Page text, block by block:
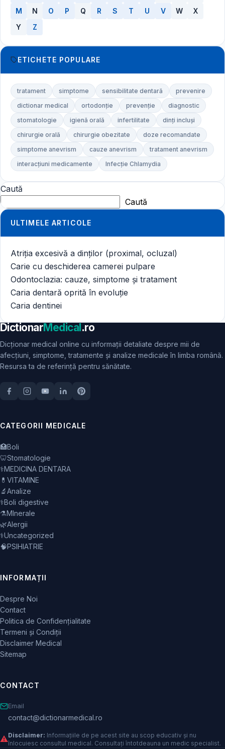
M
N O P Q R S T U V W
X
Y
Z
ETICHETE POPULARE
tratament simptome sensibilitate dentară
prevenire
dictionar medical
ortodonție prevenție
diagnostic
stomatologie
igienă orală infertilitate
dinți incluși
chirurgie orală
chirurgie obezitate
doze recomandate
simptome anevrism
cauze anevrism
tratament anevrism
interacțiuni medicamente
Infecție Chlamydia
Caută
Caută
ULTIMELE ARTICOLE
Atriția excesivă a dinților (proximal, ocluzal)
Carie cu deschiderea camerei pulpare
Odontoclazia: cauze, simptome și tratament
Caria dentară oprită în evoluție
Caria dentinei
DictionarMedical .ro
Dicționar medical online cu informații detaliate despre mii de
afecțiuni, simptome, tratamente și analize medicale în limba română.
Resursa ta de referință pentru sănătate.
CATEGORII MEDICALE
🏥Boli
🦷Stomatologie
⚕️MEDICINA DENTARA
💊 VITAMINE
🔬Analize
⚕️Boli digestive
⚗️MInerale
🌿Alergii
⚕️Uncategorized
🧠PSIHIATRIE
INFORMAȚII
Despre Noi
Contact
Politica de Confidențialitate
Termeni și Condiții
Disclaimer Medical
Sitemap
CONTACT
Email
contact@dictionarmedical.ro
⚠️Disclaimer: Informațiile de pe acest site au scop educativ și nu
înlocuiesc consultul medical. Consultați întotdeauna un medic specialist.